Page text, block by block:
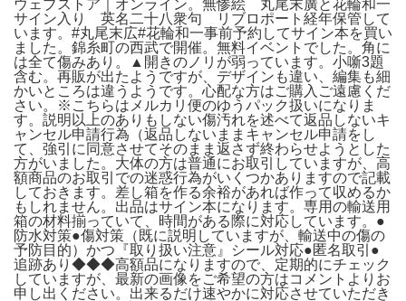
ウェブストア｜オンライン。無惨絵 丸尾末廣と花輪和一
サイン入り 英名二十八衆句 リブロポート経年保管して
います。#丸尾末広#花輪和一事前予約してサイン本を買い
ました。錦糸町の西武で開催。無料イベントでした。角に
は全て傷みあり。▲開きのノリが弱っています。小噺3題
含む。再販が出たようですが、デザインも違い、編集も細
かいところは違うようです。心配な方はご購入ご遠慮くだ
さい。※こちらはメルカリ便のゆうパック扱いになりま
す。説明以上のありもしない傷汚れを述べて返品しないキ
ャンセル申請行為（返品しないままキャンセル申請をし
て、強引に同意させてそのまま返さず終わらせようとした
方がいました。大体の方は普通にお取引していますが、高
額商品のお取引での迷惑行為がいくつかありますので記載
しておきます。差し箱を作る余裕があれば作って収めるか
もしれません。出品はサイン本になります。専用の輸送用
箱の材料揃っていて、時間がある際に対応しています。●
防水対策●傷対策（既に説明していますが、輸送中の傷の
予防目的）かつ『取り扱い注意』シール対応●匿名取引●
追跡あり◆◆◆高額品になりますので、定期的にチェック
していますが、最新の画像をご希望の方はコメントよりお
申し出ください。出来るだけ速やかに対応させていただき